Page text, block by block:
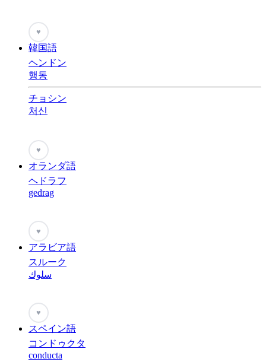
♥
韓国語
ヘンドン
행동
チョシン
처신
♥
オランダ語
ヘドラフ
gedrag
♥
アラビア語
スルーク
سلوك
♥
スペイン語
コンドゥクタ
conducta